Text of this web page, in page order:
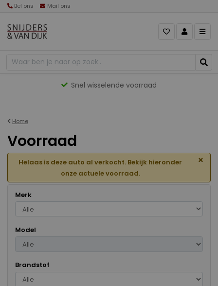
Bel ons Mail ons
Gevarieerd aanbod
Home
Voorraad
Helaas is deze auto al verkocht. Bekijk hieronder
onze actuele voorraad.
×
Merk
Model
Brandstof